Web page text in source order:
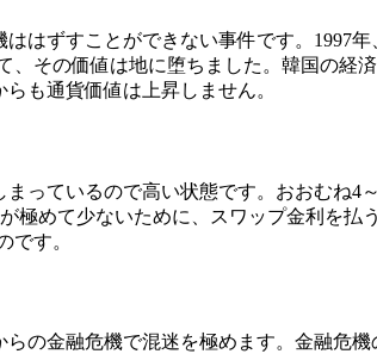
はずすことができない事件です。1997
、その価値は地に堕ちました。韓国の経
も通貨価値は上昇しません。
っているので高い状態です。おおむね
極めて少ないために、スワップ金利を
です。
の金融危機で混迷を極めます。金融危